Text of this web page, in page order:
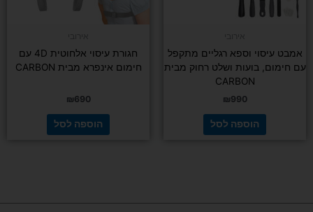
אמבט עיסוי וספא רגליים מתקפל
עם חימום, בועות ושלט רחוק מבית
CARBON
₪990
הוספה לסל
חגורת עיסוי אלחוטית 4D עם
חימום אינפרא מבית CARBON
₪690
הוספה לסל